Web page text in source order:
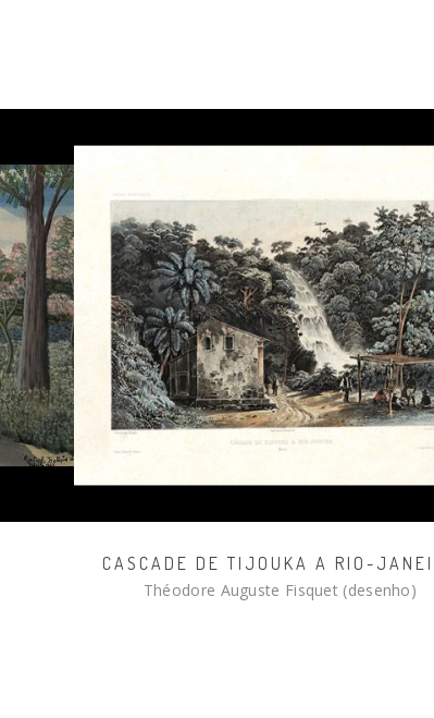
CASCADE DE TIJOUKA A RIO-
Théodore Auguste Fisquet (desenho)